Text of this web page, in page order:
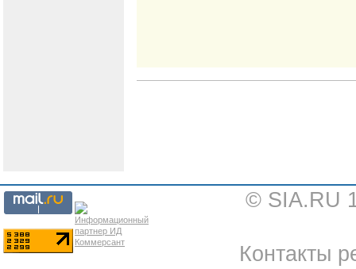
© SIA.RU
Контакты